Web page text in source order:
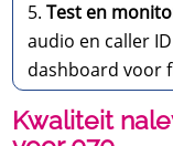
Test en
audio en caller
dashboard voor
Kwaliteit